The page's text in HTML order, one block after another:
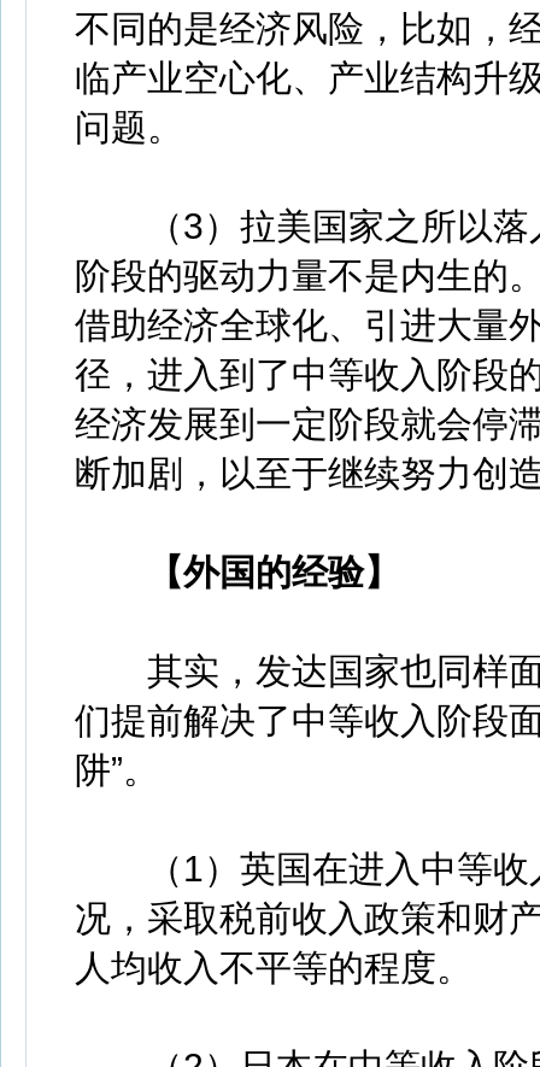
不同的是经济风险，比如，
临产业空心化、产业结构升
问题。
（3）拉美国家之所以落
阶段的驱动力量不是内生的
借助经济全球化、引进大量
径，进入到了中等收入阶段
经济发展到一定阶段就会停
断加剧，以至于继续努力创
【外国的经验】
其实，发达国家也同样面
们提前解决了中等收入阶段
阱”。
（1）英国在进入中等收
况，采取税前收入政策和财
人均收入不平等的程度。